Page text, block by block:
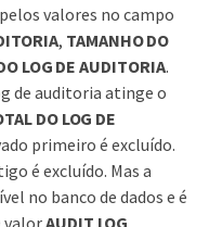
valores no campo
, TAMANHO DO
LOG DE AUDITORIA.
de auditoria atinge o
DO LOG DE
primeiro é excluído.
é excluído. Mas a
no banco de dados e é
valorAUDIT LOG